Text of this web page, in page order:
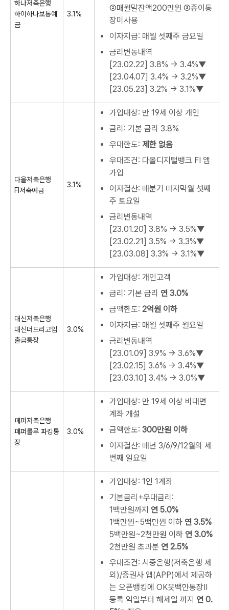
하나저축은행
하이하나보통예
금
3.1%
②매월말잔액200만원 ③종이통
장미사용
이자지급: 매월 셋째주 금요일
금리변동내역
[23.02.22] 3.8% → 3.4%▼
[23.04.07] 3.4% → 3.2%▼
[23.05.23] 3.2% → 3.1%▼
다올저축은행
FI저축예금
3.1%
가입대상: 만 19세 이상 개인
금리: 기본 금리 3.8%
우대한도: 제한 없음
우대조건: 다올디지털뱅크 FI 앱
가입
이자결산: 매분기 마지막월 셋째
주 토요일
금리변동내역
[23.01.20] 3.8% → 3.5%▼
[23.02.21] 3.5% → 3.3%▼
[23.03.08] 3.3% → 3.1%▼
대신저축은행
대신더드리고입
출금통장
3.0%
가입대상: 개인고객
금리: 기본 금리 연 3.0%
금액한도: 2억원 이하
이자지급: 매월 셋째주 월요일
금리변동내역
[23.01.09] 3.9% → 3.6%▼
[23.02.15] 3.6% → 3.4%▼
[23.03.10] 3.4% → 3.0%▼
페퍼저축은행
페퍼룰루 파킹통
장
3.0%
가입대상: 만 19세 이상 비대면
계좌 개설
금액한도: 300만원 이하
이자결산: 매년 3/6/9/12월의 세
번째 일요일
가입대상: 1인 1계좌
기본금리+우대금리:
1백만원까지 연 5.0%
1백만원~5백만원 이하 연 3.5%
5백만원~2천만원 이하 연 3.0%
2천만원 초과분 연 2.5%
우대조건: 시중은행(저축은행 제
외)/증권사 앱(APP)에서 제공하
는 오픈뱅킹에 OK읏백만통장Ⅱ
등록 익일부터 해제일 까지 연 0.